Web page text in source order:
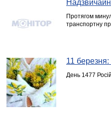
Протягом
транспортну
11 березня:
День 1477